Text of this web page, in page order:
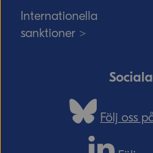
Internationella
sanktioner >
Följ oss